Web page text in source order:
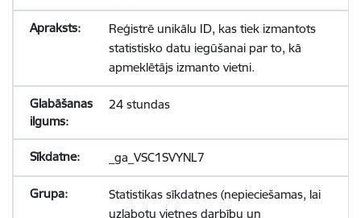
Reģistrē unikālu ID, kas tiek izmantots
statistisko datu iegūšanai par to, kā
apmeklētājs izmanto vietni.
24 stundas
_ga_VSC1SVYNL7
Statistikas sīkdatnes (nepieciešamas, lai
uzlabotu vietnes darbību un